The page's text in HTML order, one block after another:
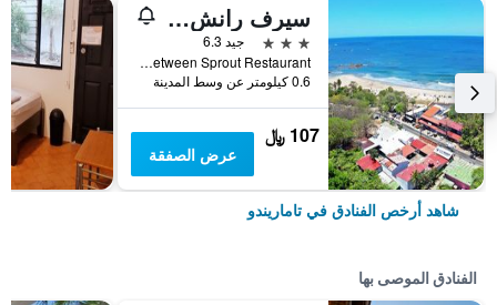
سيرف رانش تاماريندو
3 نجوم
جيد 6.3
Main Strip, Between Sprout Restaurant, تاماريندو, كوستاريكا
0.6 كيلومتر عن وسط المدينة
107 ﷼
عرض الصفقة
شاهد أرخص الفنادق في تاماريندو
الفنادق الموصى بها